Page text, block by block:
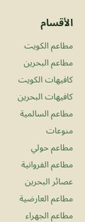
الأقسام
مطاعم الكويت
مطاعم البحرين
كافيهات الكويت
كافيهات البحرين
مطاعم السالمية
منوعات
مطاعم حولي
مطاعم الفروانية
عصائر البحرين
مطاعم العارضية
مطاعم الجهراء